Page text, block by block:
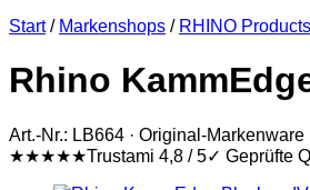
Start / Markenshops / RHINO Products
Rhino
Art.-Nr.: LB664 · Original-Markenware
★★★★★Trustami 4,8 / 5✓ Geprüfte